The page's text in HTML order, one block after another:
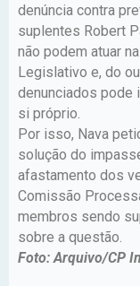
denúncia contra
suplentes Robert
não podem atuar
Legislativo e, do
denunciados pode
si próprio.
Por isso, Nava
solução do
afastamento dos
Comissão
membros sendo
sobre a questão.
Foto: Arquivo/CP